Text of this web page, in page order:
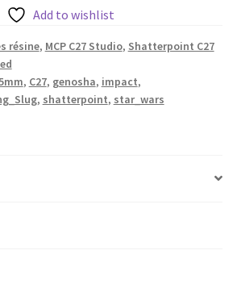
Add to wishlist
résine, MCP C27 Studio, Shatterpoint C27
, C27, genosha, impact,
, shatterpoint, star_wars